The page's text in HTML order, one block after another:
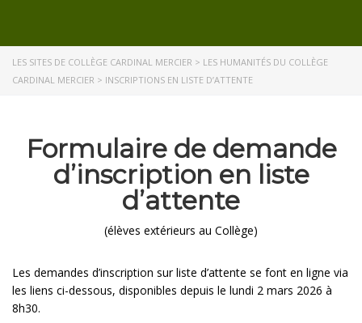
LES SITES DE COLLÈGE CARDINAL MERCIER > LES HUMANITÉS DU COLLÈGE
CARDINAL MERCIER > INSCRIPTIONS EN LISTE D’ATTENTE
Formulaire de demande
d’inscription en liste
d’attente
(élèves extérieurs au Collège)
Les demandes d’inscription sur liste d’attente se font en ligne via
les liens ci-dessous, disponibles depuis le lundi 2 mars 2026 à
8h30.